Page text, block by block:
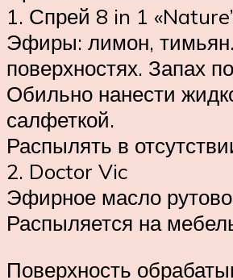
1. Спрей 8 in 1
Эфиры: лимон,
поверхностях. Запах
Обильно нанести
салфеткой.
Распылять в
2. Doctor Vic
Эфирное масло
Распыляется на
Поверхность